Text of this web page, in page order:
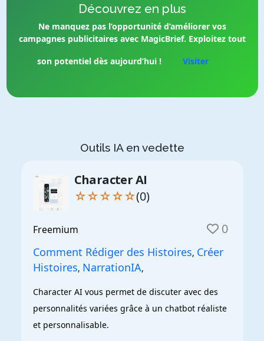
Découvrez en plus
Ne manquez pas l’opportunité d’améliorer vos
campagnes publicitaires avec MagicBrief. Exploitez tout
son potentiel dès aujourd’hui !
Visiter
Outils IA en vedette
Character AI
☆☆☆☆☆(0)
Freemium 0
Comment Rédiger des Histoires, Créer
Histoires, NarrationIA,
Character AI vous permet de discuter avec des
personnalités variées grâce à un chatbot réaliste
et personnalisable.